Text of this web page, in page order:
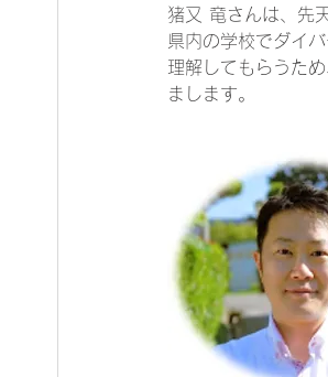
猪又 竜さんは、先
県内の学校でダイ
理解してもらうた
まします。